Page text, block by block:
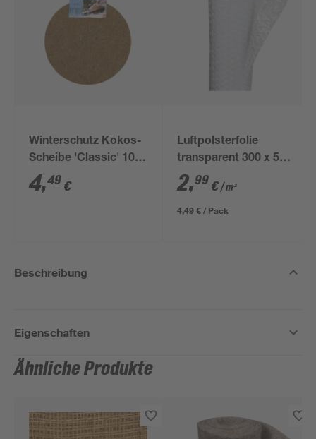
Winterschutz Kokos-
Scheibe 'Classic' 100
% Cocos Ø 37 cm
4,49 €
Luftpolsterfolie
transparent 300 x 50
cm, kleine Noppen
2,99 €/ m²
4,49 € / Pack
Beschreibung
Eigenschaften
Ähnliche Produkte